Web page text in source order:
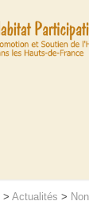
> Actualités >